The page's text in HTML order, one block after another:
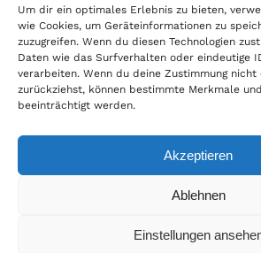
Um dir ein optimales Erlebnis zu bieten,
wie Cookies, um Geräteinformationen zu
zuzugreifen. Wenn du diesen Technologien
Daten wie das Surfverhalten oder eindeutige
verarbeiten. Wenn du deine Zustimmung
zurückziehst, können bestimmte Merkmale
beeinträchtigt werden.
Akzeptieren
Ablehnen
Einstellungen
erfolgreichen E-Commerce ein.
viele Onlineshops im Netz Mitglied
und unterstützen fairen
© Copyright 2026 | World of Coins |Impressum
|Zahlung &